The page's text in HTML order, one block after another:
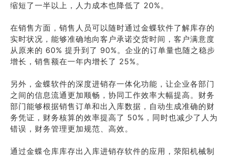
缩短了一半以上，人力成本也降低了 20%。
在销售方面，销售人员可以随时通过金蝶软件了解库存的
实时状况，能够准确地向客户承诺交货时间，客户满意度
从原来的 60% 提升到了 90%。企业的订单量也随之稳步
增长，销售额在一年内增长了 25%。
另外，金蝶软件的深度进销存一体化功能，让企业各部门
之间的信息流通更加顺畅，协同工作效率大幅提高。财务
部门能够根据销售订单和出入库数据，自动生成准确的财
务凭证，财务核算的效率提高了 50%，同时也减少了人为
错误，财务管理更加规范、高效。
通过金蝶仓库库存出入库进销存软件的应用，荥阳机械制